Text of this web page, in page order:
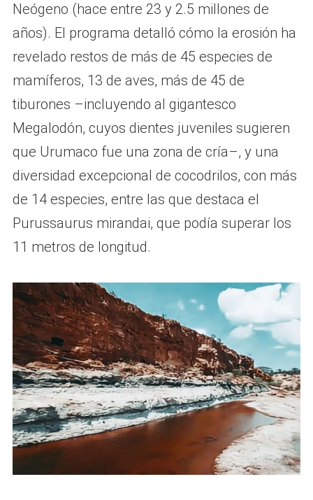
Neógeno (hace entre 23 y 2.5 millones de
años). El programa detalló cómo la erosión ha
revelado restos de más de 45 especies de
mamíferos, 13 de aves, más de 45 de
tiburones –incluyendo al gigantesco
Megalodón, cuyos dientes juveniles sugieren
que Urumaco fue una zona de cría–, y una
diversidad excepcional de cocodrilos, con más
de 14 especies, entre las que destaca el
Purussaurus mirandai, que podía superar los
11 metros de longitud.